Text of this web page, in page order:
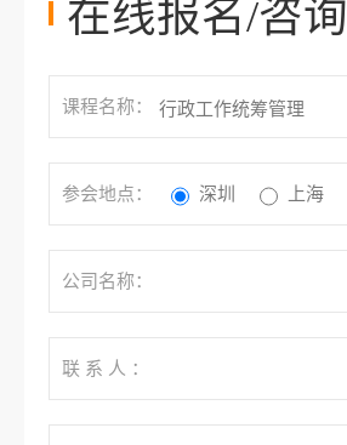
在线报名/咨询
课程名称：
参会地点： 深圳 上海
公司名称：
联 系 人 ：